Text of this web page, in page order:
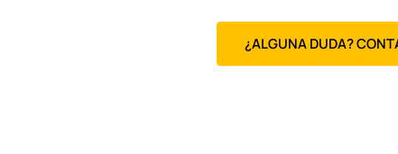
¿ALGUNA DUDA?